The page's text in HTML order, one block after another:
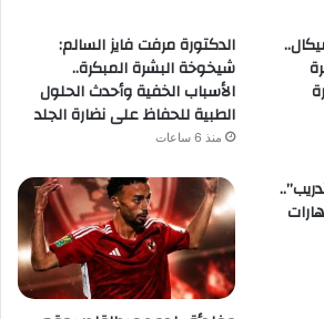
الدكتورة مرفت فايز السالم:
شيخوخة البشرة المبكرة..
الأسباب الخفية وأحدث الحلول
الطبية للحفاظ على نضارة الجلد
منذ 6 ساعات